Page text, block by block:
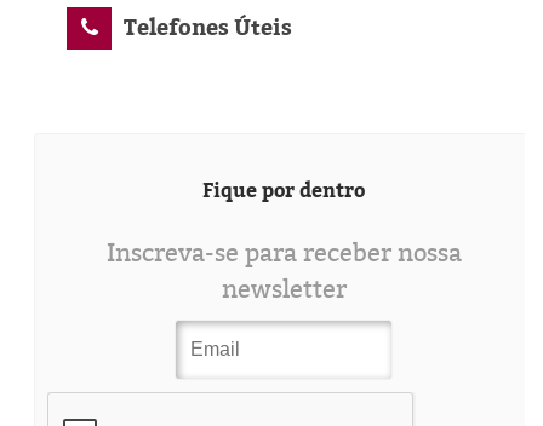
Telefones Úteis
Fique por dentro
Inscreva-se para receber nossa
newsletter